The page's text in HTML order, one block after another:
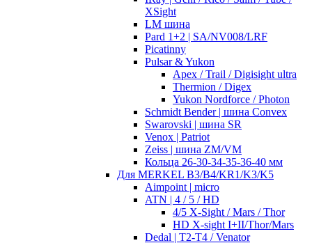
XSight
LM шина
Pard 1+2 | SA/NV008/LRF
Picatinny
Pulsar & Yukon
Apex / Trail / Digisight ultra
Thermion / Digex
Yukon Nordforce / Photon
Schmidt Bender | шина Convex
Swarovski | шина SR
Venox | Patriot
Zeiss | шина ZM/VM
Кольца 26-30-34-35-36-40 мм
Для MERKEL B3/B4/KR1/K3/K5
Aimpoint | micro
ATN | 4 / 5 / HD
4/5 X-Sight / Mars / Thor
HD X-sight I+II/Thor/Mars
Dedal | T2-T4 / Venator